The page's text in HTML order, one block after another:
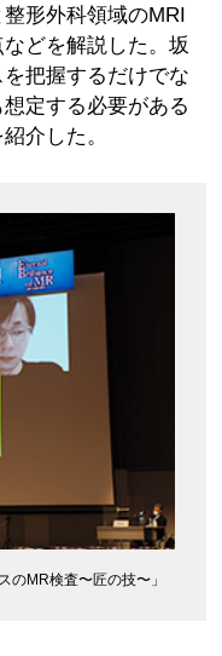
形外科領域のMRI
どを解説した。坂
把握するだけでな
定する必要がある
介した。
のMR検査〜匠の技〜」